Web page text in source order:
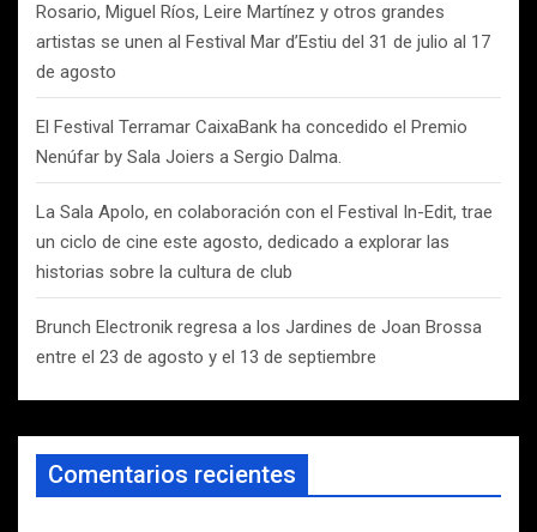
Rosario, Miguel Ríos, Leire Martínez y otros grandes
artistas se unen al Festival Mar d’Estiu del 31 de julio al 17
de agosto
El Festival Terramar CaixaBank ha concedido el Premio
Nenúfar by Sala Joiers a Sergio Dalma.
La Sala Apolo, en colaboración con el Festival In-Edit, trae
un ciclo de cine este agosto, dedicado a explorar las
historias sobre la cultura de club
Brunch Electronik regresa a los Jardines de Joan Brossa
entre el 23 de agosto y el 13 de septiembre
Comentarios recientes